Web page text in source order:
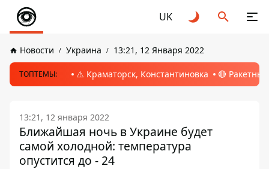
UK
Новости Украина 13:21, 12 Января 2022
ТОПТЕМЫ: ⚠️ Краматорск, Константиновка 🔴
13:21, 12 января 2022
Ближайшая ночь в Украине будет
самой холодной: температура
опустится до - 24